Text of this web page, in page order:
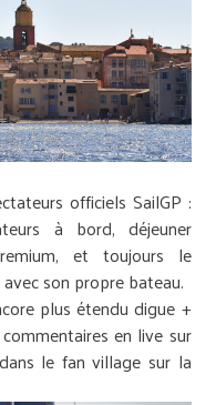
officiels SailGP :
à bord, déjeuner
et toujours le
son propre bateau.
plus étendu digue +
en live sur
le fan village sur la